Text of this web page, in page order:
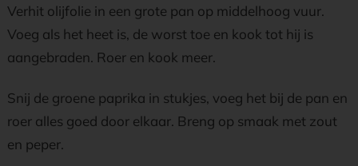
Verhit olijfolie in een grote pan op middelhoog vuur.
Voeg als het heet is, de worst toe en kook tot hij is
aangebraden. Roer en kook meer.
Snij de groene paprika in stukjes, voeg het bij de pan en
roer alles goed door elkaar. Breng op smaak met zout
en peper.